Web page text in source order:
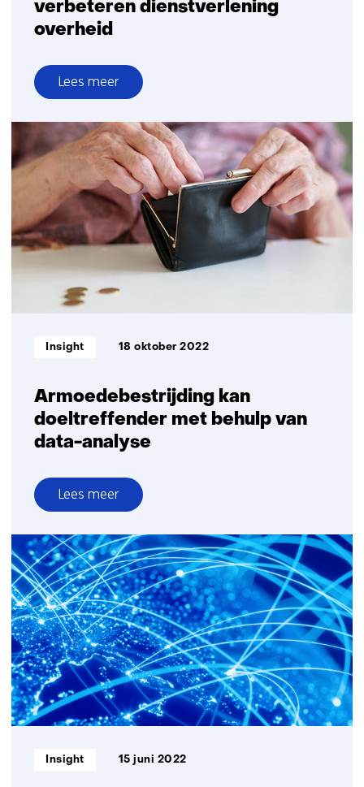
verbeteren dienstverlening
overheid
Lees meer
over
Technologische
én
juridische
innovatie
essentieel
voor
verbeteren
dienstverlening
overheid
Armoedebestrijding kan
doeltreffender met behulp van
data-analyse
Informatietype:
Insight 18 oktober 2022
Lees meer
over
Armoedebestrijding
kan
doeltreffender
met
behulp
van
data-
analyse
Informatietype:
Insight 15 juni 2022